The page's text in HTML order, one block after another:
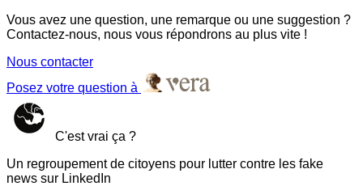
Vous avez une question, une remarque ou une suggestion ?
Contactez-nous, nous vous répondrons au plus vite !
Nous contacter
Posez votre question à
C'est vrai ça ?
Un regroupement de citoyens pour lutter contre les fake
news sur LinkedIn